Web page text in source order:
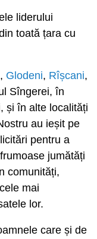
liderului
toată țara cu
, Glodeni, Rîșcani,
Sîngerei, în
și în alte localități
au ieșit pe
pentru a
jumătăți
comunități,
mai
lor.
care și de